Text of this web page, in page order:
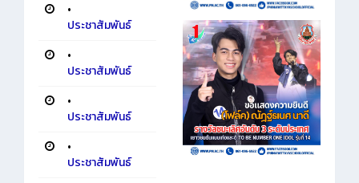
•
ประชาสัมพันธ์
•
ประชาสัมพันธ์
•
ประชาสัมพันธ์
•
ประชาสัมพันธ์